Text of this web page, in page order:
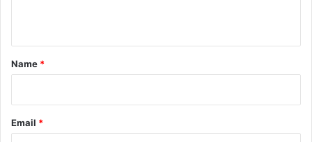
*
Name *
Email *